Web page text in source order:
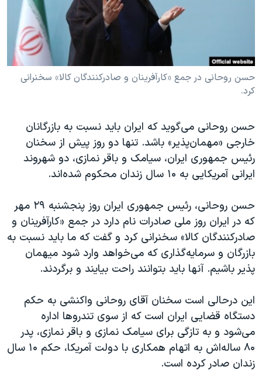
علم و فناوری
آرشیو پخش زنده
انتخابات ریاست جمهوری آمریکا ۲۰۲۴
حمله جمهوری اسلامی به اسرائیل
رمز مهسا
مجموعه مستندهای دادخواهی
تریبونال مردمی آبان ۹۸
دادگاه حمید نوری
چهل سال گروگان‌گیری
قانون شفافیت دارائی کادر رهبری ایران
اعتراضات مردمی آبان ۹۸
اسرائیل در جنگ
همایش محافظه‌کاران آمریکا «سی‌پک»
صفحه‌های ویژه
سفر پرزیدنت ترامپ به چین
زبانهای مختلف
حسن روحانی در جمع «کارآفرینان و صادرکنندگان کالا» سخنرانی
کرد.
حسن روحانی می‌گوید که ایران باید نسبت به بازرگانان
خارجی «مهمان‌پذیر» باشد. تنها دو روز پیش از سخنان
رئیس جمهوری ایران، سیامک و باقر نمازی، دو شهروند
ایرانی آمریکایی به ۱۰ سال زندان محکوم شده‌اند.
حسن روحانی، رئیس جمهوری ایران روز پنجشنبه ۲۹ مهر
که در ایران روز ملی صادرات نام دارد در جمع «کارآفرینان و
صادرکنندگان کالا» سخنرانی کرد و گفت که ما باید نسبت به
بازرگان و سرمایه‌گذاری که می‌خواهد وارد شود میهمان
پذیر باشیم. آنها باید بتوانند راحت بیایند و برگردند.
این درحالی است سخنان آقای روحانی واکنشی به حکم
دستگاه قضایی ایران است که از سوی تندروها اداره
می‌شود و به تازگی برای سیامک نمازی و باقر نمازی، پدر
۸۰ ساله‌اش به اتهام همکاری با دولت آمریکا، حکم ۱۰ سال
زندان صادر کرده است.